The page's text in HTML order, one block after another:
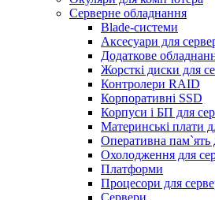
Серверне обладнання
Blade-системи
Аксесуари для
Додаткове
Жорсткі диски для
Контролери RAID
Корпоративні SSD
Корпуси і БП для
Материнські плати
Оперативна пам`ять
Охолодження для
Платформи
Процесори для
Сервери